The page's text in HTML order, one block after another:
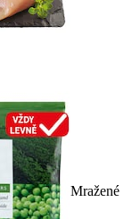
Mražené